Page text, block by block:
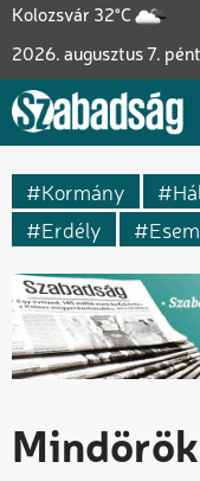
Ugrás
tartalomra
Kolozsvár 32°C
2026. augusztus 7.
Kormány
Erdély